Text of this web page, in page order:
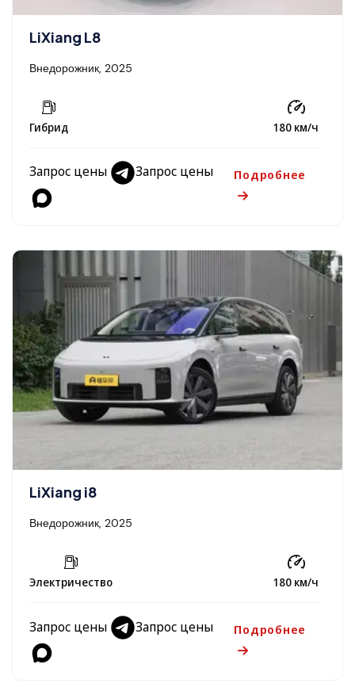
LiXiang L8
Внедорожник, 2025
Гибрид 180 км/ч
Запрос цены Запрос цены Подробнее
LiXiang i8
Внедорожник, 2025
Электричество 180 км/ч
Запрос цены Запрос цены Подробнее